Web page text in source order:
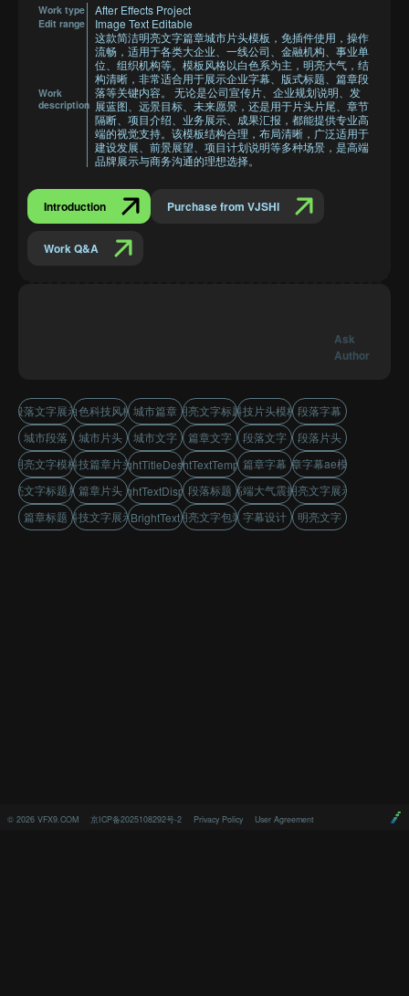
© 2026 VFX9.COM 京ICP备2025108292号-2 Privacy Policy User Agreement
Work type After Effects Project
Edit range Image Text Editable
Work
description
这款简洁明亮文字篇章城市片头模板，免插件使用，操作
流畅，适用于各类大企业、一线公司、金融机构、事业单
位、组织机构等。模板风格以白色系为主，明亮大气，结
构清晰，非常适合用于展示企业字幕、版式标题、篇章段
落等关键内容。 无论是公司宣传片、企业规划说明、发
展蓝图、远景目标、未来愿景，还是用于片头片尾、章节
隔断、项目介绍、业务展示、成果汇报，都能提供专业高
端的视觉支持。该模板结构合理，布局清晰，广泛适用于
建设发展、前景展望、项目计划说明等多种场景，是高端
品牌展示与商务沟通的理想选择。
Introduction Purchase from VJSHI
Work Q&A
Ask
Author
段落文字展示白色科技风格城市篇章明亮文字标题科技片头模板段落字幕
城市段落
城市片头 城市文字 篇章文字 段落文字
段落片头
明亮文字模板科技篇章片头BrightTitleDesignBrightTextTemplate篇章字幕篇章字幕ae模板
明亮文字标题片花篇章片头BrightTextDisplay段落标题 高端大气震撼明亮文字展示
篇章标题 科技文字展示BrightText明亮文字包装字幕设计 明亮文字